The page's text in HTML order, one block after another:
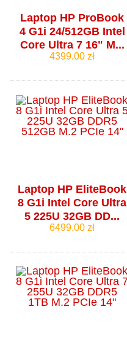
Laptop HP ProBook
4 G1i 24/512GB Intel
Core Ultra 7 16" M...
4399.00 zł
Laptop HP EliteBook
8 G1i Intel Core Ultra
5 225U 32GB DD...
6499.00 zł